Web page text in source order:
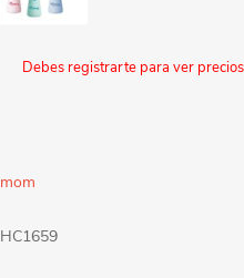
Debes registrarte para ver precios
mom
HC1659